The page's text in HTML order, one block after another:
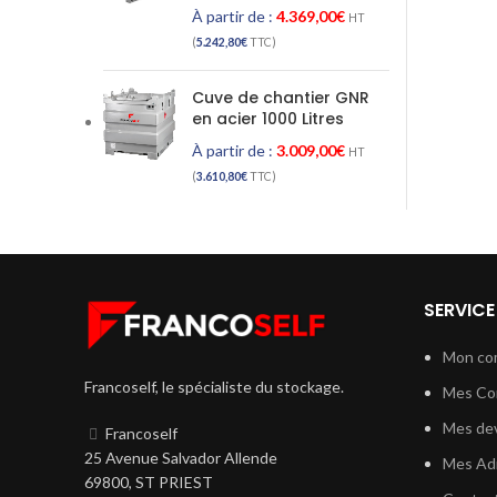
À partir de : 4.369,00€ HT
(5.242,80€TTC)
Cuve de chantier GNR
en acier 1000 Litres
À partir de : 3.009,00€ HT
(3.610,80€TTC)
Francoself, le spécialiste du stockage.
Francoself
25 Avenue Salvador Allende
69800, ST PRIEST
Mon
Mes
Mes
Mes